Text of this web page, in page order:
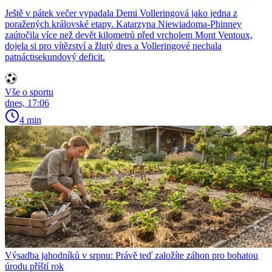
Ještě v pátek večer vypadala Demi Volleringová jako jedna z
poražených královské etapy. Katarzyna Niewiadoma-Phinney
zaútočila více než devět kilometrů před vrcholem Mont Ventoux,
dojela si pro vítězství a žlutý dres a Volleringové nechala
patnáctisekundový deficit.
Vše o sportu
dnes, 17:06
4 min
Výsadba jahodníků v srpnu: Právě teď založíte záhon pro bohatou
úrodu příští rok